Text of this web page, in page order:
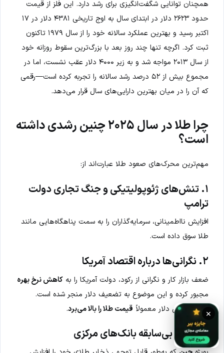
همچنان توانایی شگفت‌انگیزی برای رشد دارد. این فلز از قیمت
حدود ۲۶۲۳ دلار در ابتدای سال به اوج تاریخی ۴۳۸۱ دلار در ۱۷
اکتبر رسید و بهترین عملکرد سالانه خود را از سال ۱۹۷۹ تاکنون
ثبت کرد. اگرچه تنها چند روز بعد با بزرگ‌ترین سقوط روزانه خود
از سال ۲۰۱۳ مواجه شد و به زیر ۴۰۰۰ دلار عقب نشست، اما در
مجموع بیش از ۵۲ درصد رشد سالانه را تجربه کرده است—رقمی
که آن را در میان بهترین دارایی‌های سال قرار می‌دهد.
چرا طلا در سال ۲۰۲۵ چنین رشدی داشته
است؟
مهم‌ترین محرک‌های صعود طلا عبارت‌اند از:
۱. تنش‌های ژئوپولیتیکی و جنگ تجاری دولت
ترامپ
افزایش نااطمینانی‌، سرمایه‌گذاران را به سمت پناهگاه‌هایی مانند
طلا سوق داده است.
۲. نگرانی‌ها درباره اقتصاد آمریکا
ضعف بازار کار و نگرانی از رکود، دولت آمریکا را به کاهش نرخ بهره
مجبور کرده و این موضوع به تضعیف دلار منجر شده است.
کاهش ارزش دلار معمولاً قیمت طلا را بالا می‌برد.
۳. خرید بی‌سابقه بانک‌های مرکزی
×